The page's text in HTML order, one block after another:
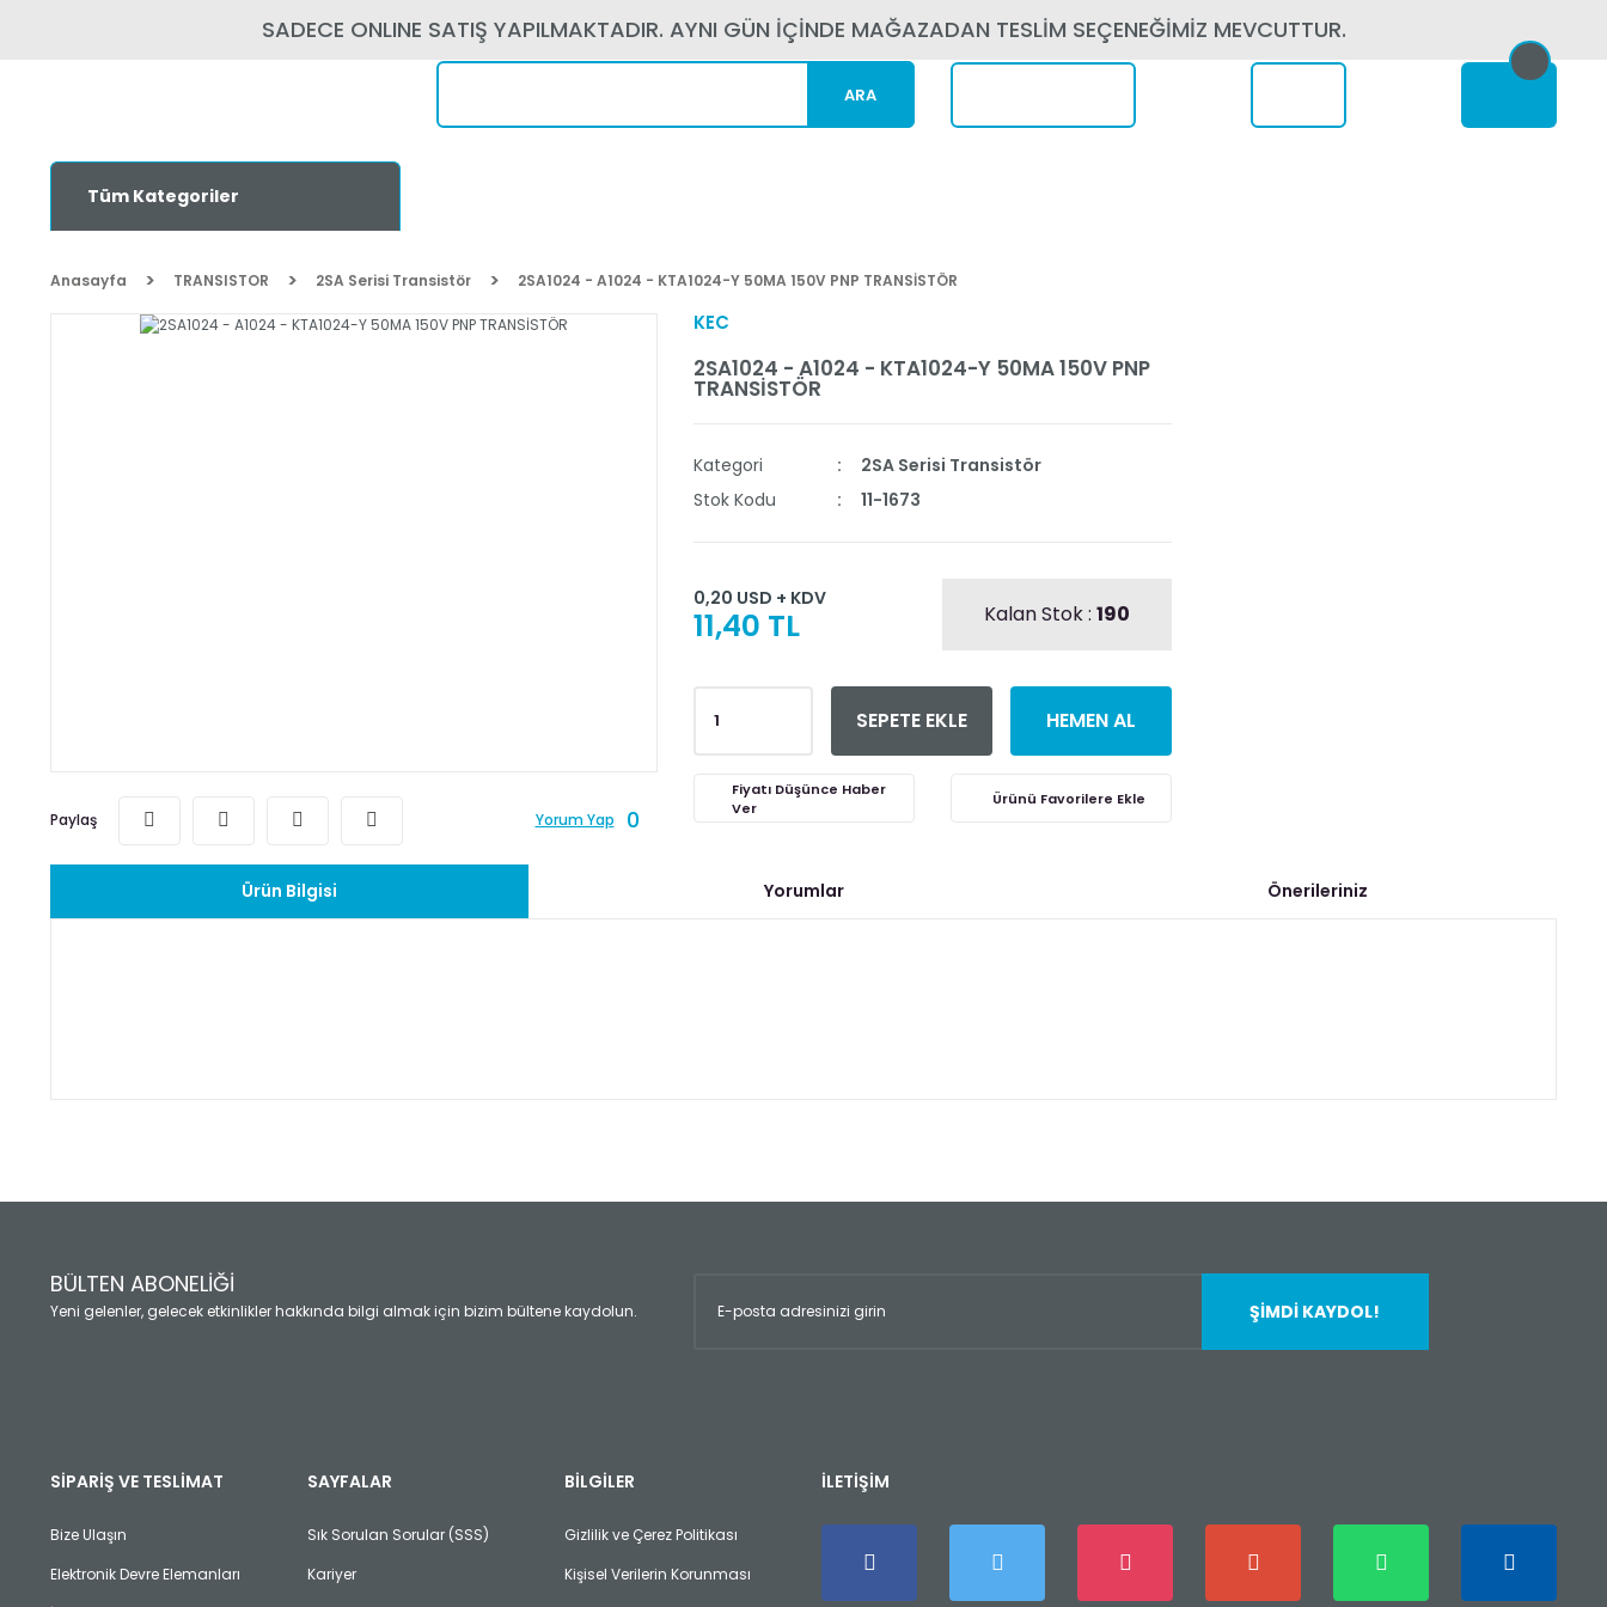
SADECE ONLINE SATIŞ YAPILMAKTADIR. AYNI GÜN İÇİNDE MAĞAZADAN TESLİM SEÇENEĞİMİZ MEVCUTTUR.
ARA
Tüm Kategoriler
Anasayfa TRANSISTOR 2SA Serisi Transistör 2SA1024 - A1024 - KTA1024-Y 50MA 150V PNP TRANSİSTÖR
Paylaş Yorum Yap 0
KEC
2SA1024 - A1024 - KTA1024-Y 50MA 150V PNP
TRANSİSTÖR
Kategori
2SA Serisi Transistör
Stok Kodu
11-1673
0,20 USD + KDV
11,40 TL Kalan Stok : 190
SEPETE EKLE HEMEN AL
Fiyatı Düşünce Haber
Ver
Ürün Bilgisi Yorumlar Önerileriniz
Yorum Yaz
Ürün açıklamasında eksik bilgiler bulunuyor.
Ürün fiyatı diğer sitelerden daha pahalı.
Bu ürüne benzer farklı alternatifler olmalı.
BÜLTEN ABONELİĞİ
Yeni gelenler, gelecek etkinlikler hakkında bilgi almak için bizim bültene kaydolun. ŞİMDİ KAYDOL!
SİPARİŞ VE TESLİMAT
Bize Ulaşın
Elektronik Devre Elemanları
SAYFALAR
Sık Sorulan Sorular (SSS)
Kariyer
BİLGİLER
Gizlilik ve Çerez Politikası
Kişisel Verilerin Korunması
İLETİŞİM